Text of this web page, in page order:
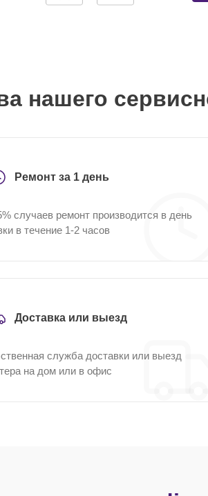
нашего
Ремонт за 1 день
случаев ремонт производится в день
в течение 1-2 часов
Доставка или выезд
служба доставки или выезд
на дом или в офис